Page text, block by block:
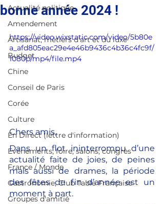
Actualité politique
Amendement
Artisanat, métiers d'art et du luxe
Budget
Chine
Conseil de Paris
Corée
Culture
En Direct (lettre d'information)
Evènements, foire, salons, congrès
France / Monde
Gastronomie, Club Table Française
Groupes d'amitié
bonne année 2024 !
https://video.wixstatic.com/video/5b80e
a_afd805eac29e4e46b9436c4b36c4fc9f/
1080p/mp4/file.mp4
Chers amis,
Dans un flot ininterrompu d’une
actualité faite de joies, de peines
mais aussi de drames, la période
des fêtes de fin d’année est un
moment à part.